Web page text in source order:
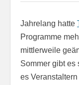
Jahrelang hatte
Programme
mittlerweile
Sommer gibt es
es